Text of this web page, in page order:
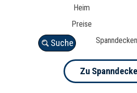
Heim
Preise
Spanndecken
Suche
Zu